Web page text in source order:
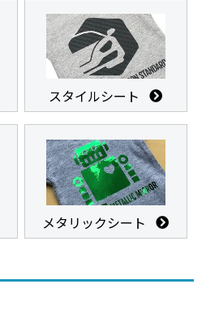
スタイルシート
メタリックシート